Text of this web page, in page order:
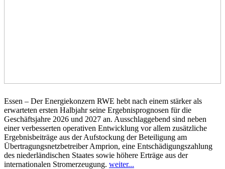
Essen – Der Energiekonzern RWE hebt nach einem stärker als
erwarteten ersten Halbjahr seine Ergebnisprognosen für die
Geschäftsjahre 2026 und 2027 an. Ausschlaggebend sind neben
einer verbesserten operativen Entwicklung vor allem zusätzliche
Ergebnisbeiträge aus der Aufstockung der Beteiligung am
Übertragungsnetzbetreiber Amprion, eine Entschädigungszahlung
des niederländischen Staates sowie höhere Erträge aus der
internationalen Stromerzeugung. weiter...